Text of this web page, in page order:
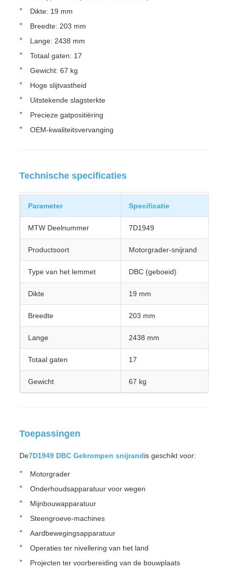
Dikte: 19 mm
Breedte: 203 mm
Lange: 2438 mm
Totaal gaten: 17
Gewicht: 67 kg
Hoge slijtvastheid
Uitstekende slagsterkte
Precieze gatpositiëring
OEM-kwaliteitsvervanging
Technische specificaties
Parameter Specificatie
MTW Deelnummer 7D1949
Productsoort Motorgrader-snijrand
Type van het lemmet DBC (geboeid)
Dikte 19 mm
Breedte 203 mm
Lange 2438 mm
Totaal gaten 17
Gewicht 67 kg
Toepassingen
De7D1949 DBC Gekrompen snijrandis geschikt voor:
Motorgrader
Onderhoudsapparatuur voor wegen
Mijnbouwapparatuur
Steengroeve-machines
Aardbewegingsapparatuur
Operaties ter nivellering van het land
Projecten ter voorbereiding van de bouwplaats